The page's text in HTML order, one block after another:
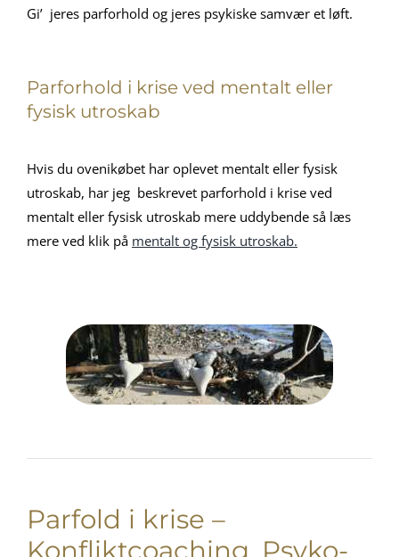
Gi’ jeres parforhold og jeres psykiske samvær et løft.
Parforhold i krise ved mentalt eller
fysisk utroskab
Hvis du ovenikøbet har oplevet mentalt eller fysisk
utroskab, har jeg beskrevet parforhold i krise ved
mentalt eller fysisk utroskab mere uddybende så læs
mere ved klik på mentalt og fysisk utroskab.
Parfold i krise –
Konfliktcoaching, Psyko-